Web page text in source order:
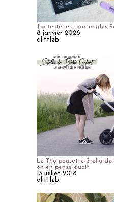
J'ai testé les faux ongles
8 janvier 2026
alittleb
Le Trio-pousette Stella de
on en pense quoi?
13 juillet 2018
alittleb